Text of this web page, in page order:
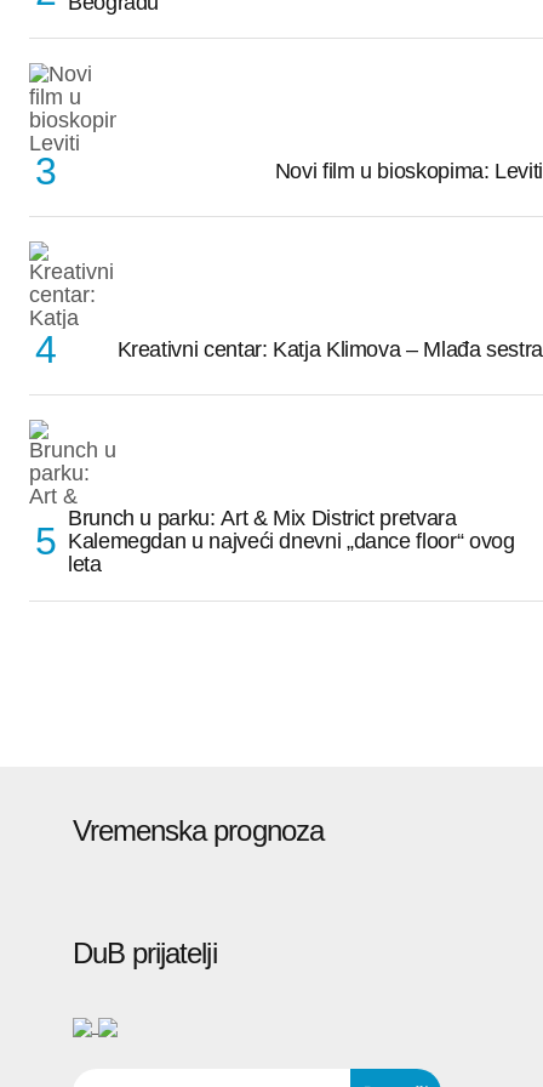
Novi film u bioskopima: Leviti
Kreativni centar: Katja Klimova – Mlađa sestra
Brunch u parku: Art & Mix District pretvara
Kalemegdan u najveći dnevni „dance floor“ ovog
leta
Vremenska prognoza
DuB prijatelji